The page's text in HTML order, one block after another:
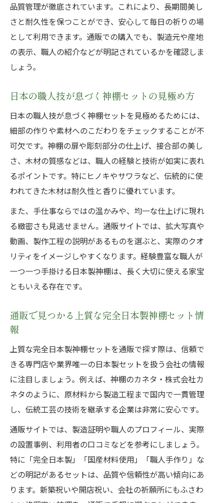
品質管理が徹底されています。これにより、長期間美し
さと耐久性を保つことができ、安心して毎日の祈りの場
として利用できます。通販での購入でも、製造元や産地
の表示、職人の紹介などが明記されているかを確認しま
しょう。
日本の職人技が息づく神棚セットの見極め方
日本の職人技が息づく神棚セットを見極めるためには、
細部の作りや素材へのこだわりをチェックすることが不
可欠です。神棚の扉や彫刻部分の仕上げ、接合部の美し
さ、木材の質感などは、職人の経験と技術が如実に表れ
るポイントです。特にヒノキやサワラなど、伝統的に使
われてきた木材は耐久性と香りに優れています。
また、手仕事ならではの温かみや、均一な仕上げに現れ
る緻密さも見逃せません。通販サイトでは、拡大写真や
動画、製作工程の説明があるものを選ぶと、実際のクオ
リティをイメージしやすくなります。経験豊富な職人が
一つ一つ手掛ける日本製神棚は、長く大切に使える家宝
ともいえる存在です。
通販で見つかる上質な完全日本製神棚セット情
報
上質な完全日本製神棚セットを通販で探す際は、信頼で
きる専門店や業界唯一の日本製セットを扱う会社の情報
に注目しましょう。例えば、神棚のカネタ・株式会社カ
ネタのように、原材料から製造工程まで国内で一貫管理
し、伝統工芸の技術を継承する企業は非常に安心です。
通販サイトでは、製造証明や職人のプロフィール、実際
の設置事例、利用者の口コミなどを参考にしましょう。
特に「完全日本製」「国産材料使用」「職人手作り」な
どの明記があるセットは、品質や信頼性が高い傾向にあ
ります。新築祝いや開店祝い、会社の祈願所にもふさわ